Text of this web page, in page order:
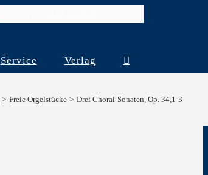
Service Verlag
Freie Orgelstücke Drei Choral-Sonaten, Op. 34,1-3